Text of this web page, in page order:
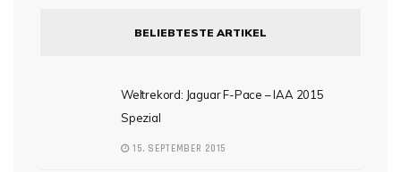
BELIEBTESTE ARTIKEL
Weltrekord: Jaguar F-Pace – IAA 2015
Spezial
15. SEPTEMBER 2015